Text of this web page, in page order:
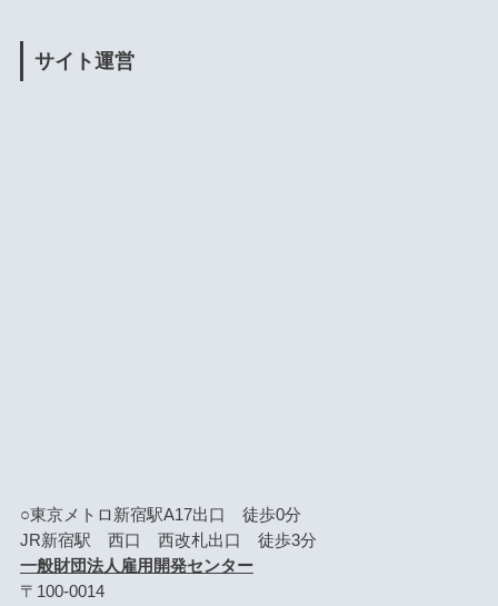
サイト運営
○東京メトロ新宿駅A17出口 徒歩0分
JR新宿駅 西口 西改札出口 徒歩3分
一般財団法人雇用開発センター
〒100-0014